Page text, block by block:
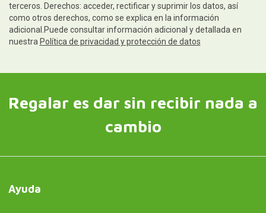
terceros. Derechos: acceder, rectificar y suprimir los datos, así
como otros derechos, como se explica en la información
adicional.Puede consultar información adicional y detallada en
nuestra Política de privacidad y protección de datos
Regalar es dar sin recibir nada a
cambio
Ayuda